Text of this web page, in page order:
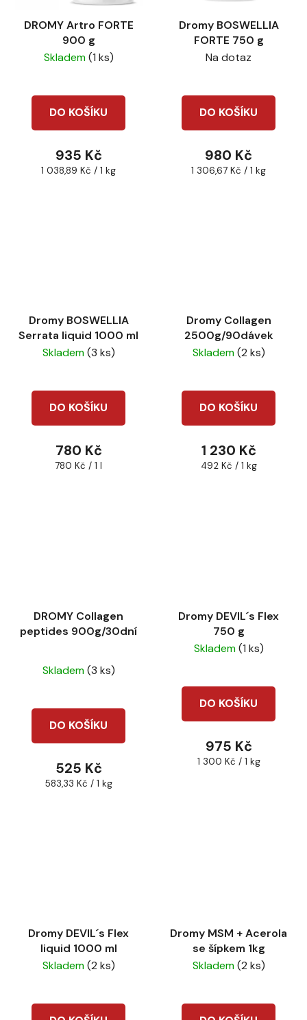
DROMY Artro FORTE
900 g
Skladem(1 ks)
DO KOŠÍKU
935 Kč
Měrná
1 038,89 Kč / 1 kg
Dromy BOSWELLIA
FORTE 750 g
Na dotaz
DO KOŠÍKU
980 Kč
Měrná
1 306,67 Kč / 1 kg
Dromy BOSWELLIA
Serrata liquid 1000 ml
Skladem(3 ks)
DO KOŠÍKU
780 Kč
Měrná
780 Kč / 1 l
Dromy Collagen
2500g/90dávek
Skladem(2 ks)
DO KOŠÍKU
1 230 Kč
Měrná
492 Kč / 1 kg
DROMY Collagen
peptides 900g/30dní
hodnocení
5,0
5
hvězdiček.
Skladem(3 ks)
DO KOŠÍKU
525 Kč
Měrná
583,33 Kč / 1 kg
Dromy DEVIL´s Flex
750 g
Skladem(1 ks)
DO KOŠÍKU
975 Kč
Měrná
1 300 Kč / 1 kg
Dromy DEVIL´s Flex
liquid 1000 ml
Skladem(2 ks)
Dromy MSM + Acerola
se šípkem 1kg
Skladem(2 ks)